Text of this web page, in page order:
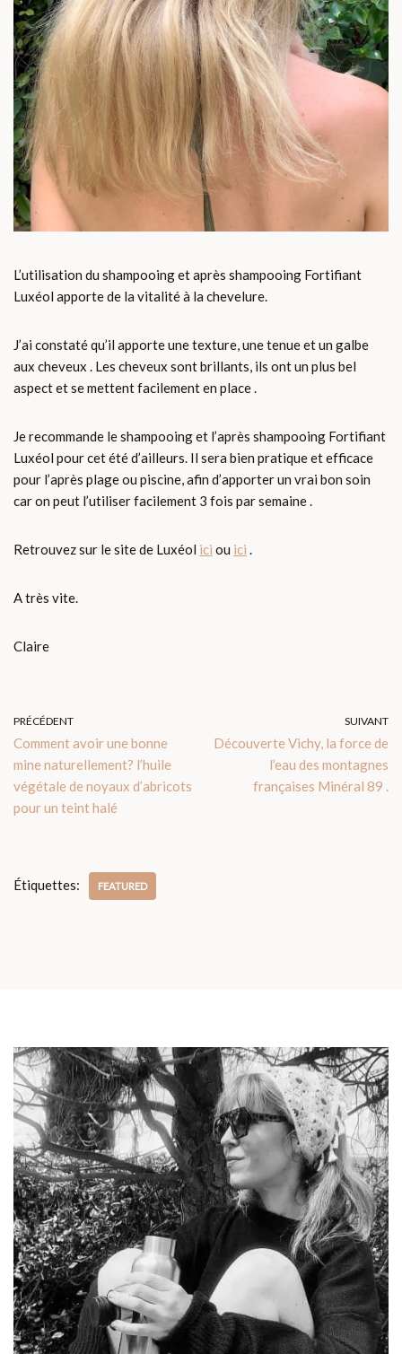
L’utilisation du shampooing et après shampooing Fortifiant
Luxéol apporte de la vitalité à la chevelure.
J’ai constaté qu’il apporte une texture, une tenue et un galbe
aux cheveux . Les cheveux sont brillants, ils ont un plus bel
aspect et se mettent facilement en place .
Je recommande le shampooing et l’après shampooing Fortifiant
Luxéol pour cet été d’ailleurs. Il sera bien pratique et efficace
pour l’après plage ou piscine, afin d’apporter un vrai bon soin
car on peut l’utiliser facilement 3 fois par semaine .
Retrouvez sur le site de Luxéol ici ou ici .
A très vite.
Claire
PRÉCÉDENT
Comment avoir une bonne
mine naturellement? l’huile
végétale de noyaux d’abricots
pour un teint halé
SUIVANT
Découverte Vichy, la force de
l’eau des montagnes
françaises Minéral 89 .
Étiquettes: FEATURED